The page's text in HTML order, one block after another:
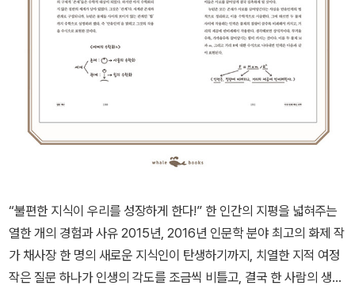
가장 친해야 하고, 세상은 나를 받아줘야 한다고 생각하는 사람이 있
하지만 그렇지 않다. 인간의 눈과 입은 원래가 모난 까닭에 가까운 대
상일수록 쉽게 흠을 찾아내고, 쉽게 상처를 입힌다. 소중한 사람이라
면, 지켜주고 싶은 사람이라면, 그들이 상처입지 않고 건강하게 자랄
수 있도록 그들을 당신으로부터 밀어내야 한다.
반대도 마찬가지다. 사랑하는 사람들로부터, 세상으로부터 당신을 보
호하는 방법은 그들로부터 멀어지는 것이다. 우리에게 필요한 것은
워하는 시간이 필요하다. 외로운 시간이 필요하고, 아무 말도 없이 깊
은 내면으로 고독해지는 시간이 필요하다.”
“불편한 지식이 우리를 성장하게 한다!” 한 인간의 지평을 넓혀주는
열한 개의 경험과 사유 2015년, 2016년 인문학 분야 최고의 화제 작
가 채사장 한 명의 새로운 지식인이 탄생하기까지, 치열한 지적 여정
작은 질문 하나가 인생의 각도를 조금씩 비틀고, 결국 한 사람의 생을